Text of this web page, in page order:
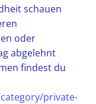
schauen
oder
abgelehnt
findest du
private-